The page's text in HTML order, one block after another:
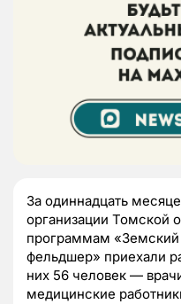
За одиннадцать
организации Томской
программам
фельдшер» приехали
них 56 человек —
медицинские